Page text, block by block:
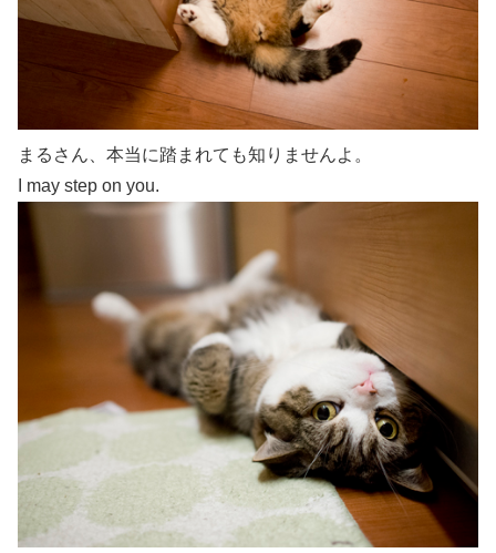
まるさん、本当に踏まれても知りませんよ。
I may step on you.